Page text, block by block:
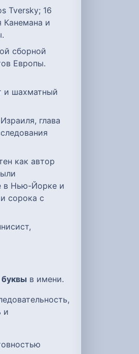
Канемана и
сборной
Европы.
и шахматный
в Нью-Йорке и
сорока с
в имени.
и